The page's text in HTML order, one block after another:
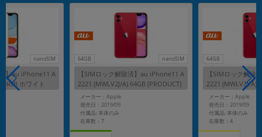
nanoSIM
】au iPhone11 A
ホワイト
64GB nanoSIM
【SIMロック解除済】au iPhone11 A
2221 (MWLV2J/A) 64GB (PRODUCT)
RED
メーカー：Apple
発売日：2019/09
付属品: 本体のみ
在庫数：7
64GB
【SIMロック解除
2221 (MWLV2J/A)
RED
メーカー：Apple
発売日：2019/09
付属品: 本体のみ
在庫数：4